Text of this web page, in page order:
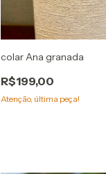
colar Ana granada
R$199,00
Atenção, última peça!